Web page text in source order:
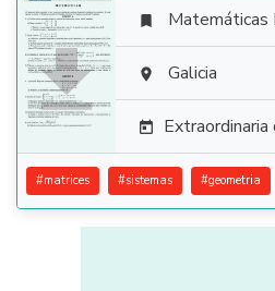

 Matemáticas
 Galicia

#matrices #sistemas #geometria